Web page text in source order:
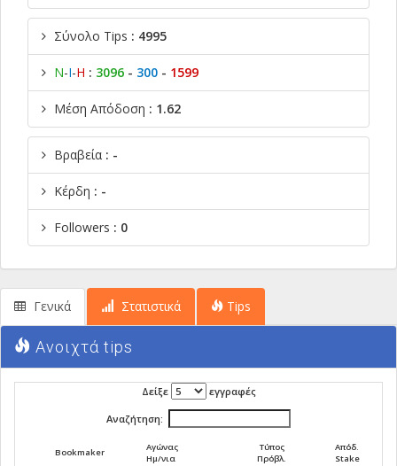
Σύνολο Tips : 4995
Ν-Ι-Η : 3096 - 300 - 1599
Μέση Απόδοση : 1.62
Βραβεία : -
Κέρδη : -
Followers : 0
Γενικά Στατιστικά Tips
Ανοιχτά tips
Δείξε εγγραφές
Αναζήτηση:
Bookmaker
Αγώνας
Ημ/νια
Τύπος
Πρόβλ.
Απόδ.
Stake